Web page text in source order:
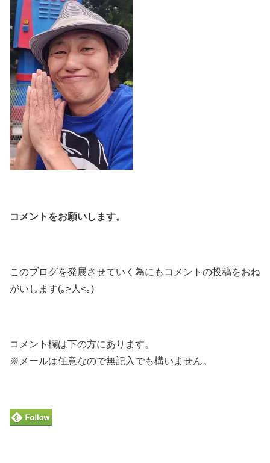
コメントをお願いします。
このブログを発展させていく為にもコメントの投稿をおね
がいします(｡>人<｡)
コメント欄は下の方にあります。
※メールは任意なので無記入でも構いません。